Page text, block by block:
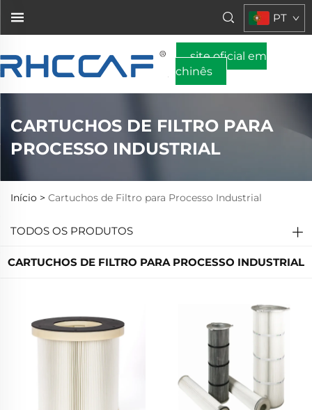
PT
site oficial em
chinês
CARTUCHOS DE FILTRO PARA
PROCESSO INDUSTRIAL
Início > Cartuchos de Filtro para Processo Industrial
TODOS OS PRODUTOS
CARTUCHOS DE FILTRO PARA PROCESSO INDUSTRIAL